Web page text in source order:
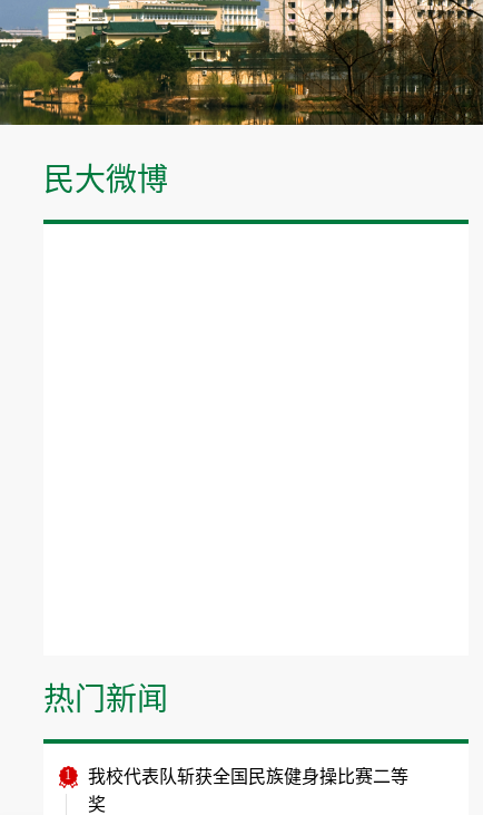
民大微博
热门新闻
1
我校代表队斩获全国民族健身操比赛二等
奖